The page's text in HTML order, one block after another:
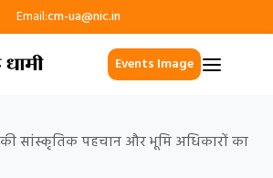
Email:cm-ua@nic.in
Events Image
सांस्कृतिक पहचान और भूमि अधिकारों का